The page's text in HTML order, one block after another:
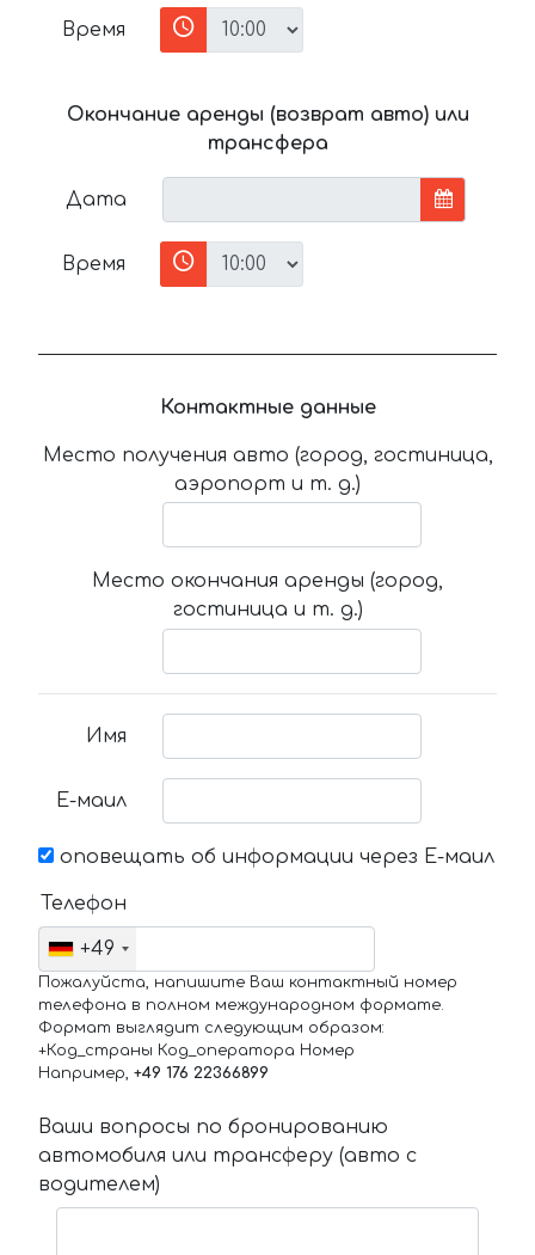
Время
Окончание аренды (возврат авто) или
трансфера
Дата
Время
Контактные данные
Место получения авто (город, гостиница,
аэропорт и т. д.)
Место окончания аренды (город,
гостиница и т. д.)
Имя
Е-маил
оповещать об информации через Е-маил
Телефон
+49
Пожалуйста, напишите Ваш контактный номер
телефона в полном международном формате.
Формат выглядит следующим образом:
+Код_страны Код_оператора Номер
Например, +49 176 22366899
Ваши вопросы по бронированию
автомобиля или трансферу (авто с
водителем)